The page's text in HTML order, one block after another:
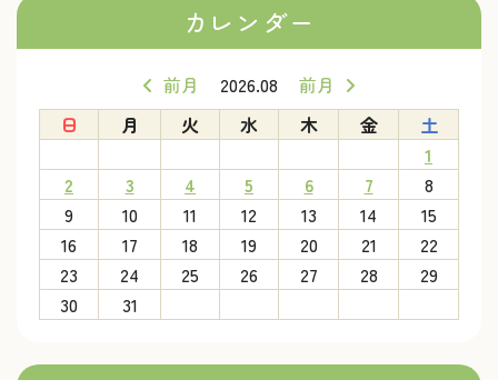
カレンダー
前月 2026.08
前月
日
月 火 水 木 金
土
1
2
3 4 5 6 7
8
9
10 11 12 13 14
15
16
17 18 19 20 21
22
23
24 25 26 27 28
29
30
31